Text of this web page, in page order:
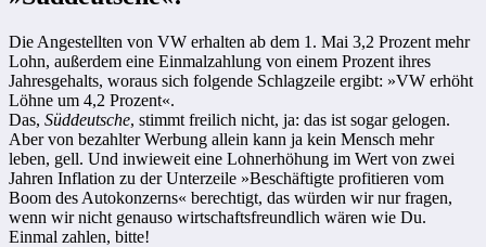
Die Angestellten von VW erhalten ab dem 1. Mai 3,2 Prozent mehr
Lohn, außerdem eine Einmalzahlung von einem Prozent ihres
Jahresgehalts, woraus sich folgende Schlagzeile ergibt: »VW erhöht
Löhne um 4,2 Prozent«.
Das, Süddeutsche, stimmt freilich nicht, ja: das ist sogar gelogen.
Aber von bezahlter Werbung allein kann ja kein Mensch mehr
leben, gell. Und inwieweit eine Lohnerhöhung im Wert von zwei
Jahren Inflation zu der Unterzeile »Beschäftigte profitieren vom
Boom des Autokonzerns« berechtigt, das würden wir nur fragen,
wenn wir nicht genauso wirtschaftsfreundlich wären wie Du.
Einmal zahlen, bitte!